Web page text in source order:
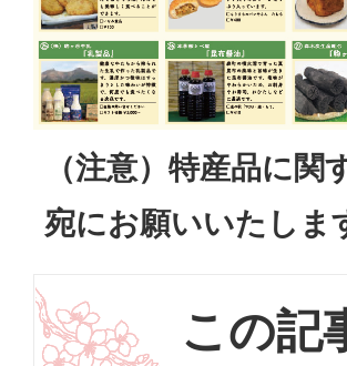
（注意）特産品に
宛にお願いいたしま
この記